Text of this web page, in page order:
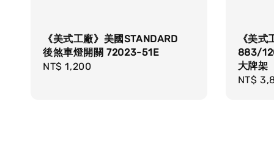
《美式工廠》美國STANDARD
後煞車燈開關 72023-51E
Regular
NT$ 1,200
《美
883/
大牌
NT$